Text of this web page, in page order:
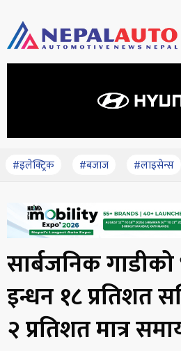
#इलेक्ट्रिक #बजाज #लाइसेन्स
सार्बजनिक
इन्धन १८ प्रतिशत
२ प्रतिशत मात्र